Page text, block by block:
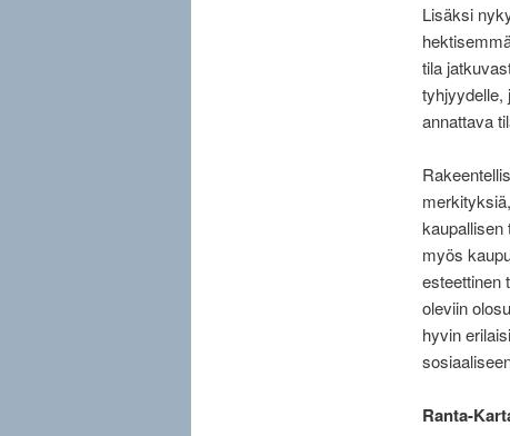
Lisäksi
tila
tyhjyydelle,
annattava
kaupallisen
myös
esteettinen
oleviin
hyvin
Ranta-